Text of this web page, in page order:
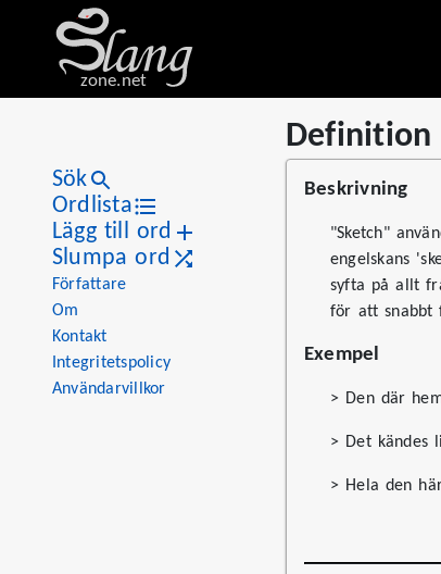
zone.net
Sök
Ordlista
Lägg till ord
Slumpa ord
Författare
Om
Kontakt
Integritetspolicy
Användarvillkor
Definition
Definition av
Stat
Value
Views
0
Definitions 1
First seen
2026
Beskrivning
"Sketch"
engelskans
syfta på allt
för att snabbt
Exempel
> Den där
> Det kändes
> Hela den